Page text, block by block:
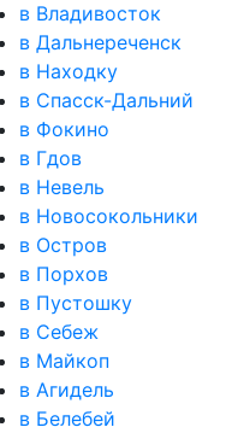
в Владивосток
в Дальнереченск
в Находку
в Спасск-Дальний
в Фокино
в Гдов
в Невель
в Новосокольники
в Остров
в Порхов
в Пустошку
в Себеж
в Майкоп
в Агидель
в Белебей